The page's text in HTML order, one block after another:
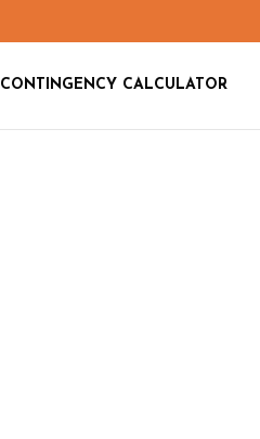
CONTINGENCY CALCULATOR